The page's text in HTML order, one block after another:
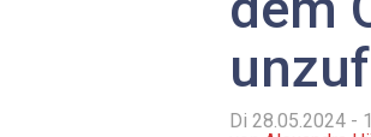
Di 28.05.2024 -